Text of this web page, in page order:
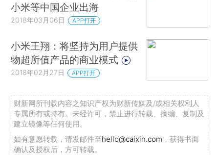
小米等中国企业出海
2018年03月06日 APP打开
小米王翔：将坚持为用户提供
物超所值产品的商业模式
2018年02月27日 APP打开
财新网所刊载内容之知识产权为财新传媒及/或相关权利人
专属所有或持有。未经许可，禁止进行转载、摘编、复制及
建立镜像等任何使用。
如有意愿转载，请发邮件至hello@caixin.com ，获得书面
确认及授权后，方可转载。